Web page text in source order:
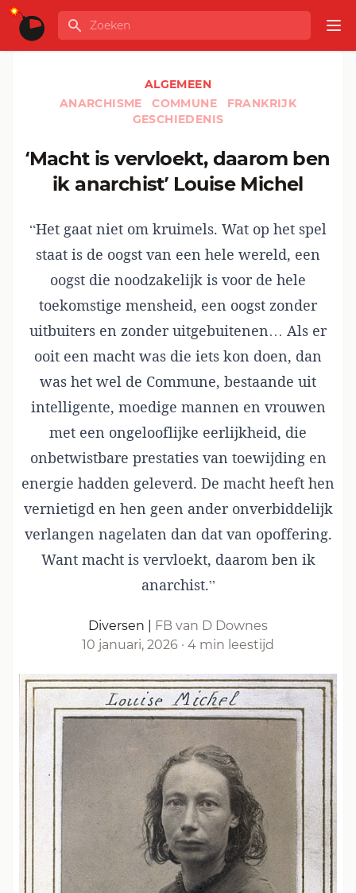
Ga naar de inhoud
GLOBALINFO
Zoeken
ALGEMEEN
ANARCHISME
COMMUNE
FRANKRIJK
GESCHIEDENIS
‘Macht is vervloekt, daarom ben
ik anarchist’ Louise Michel
“Het gaat niet om kruimels. Wat op het spel
staat is de oogst van een hele wereld, een
oogst die noodzakelijk is voor de hele
toekomstige mensheid, een oogst zonder
uitbuiters en zonder uitgebuitenen… Als er
ooit een macht was die iets kon doen, dan
was het wel de Commune, bestaande uit
intelligente, moedige mannen en vrouwen
met een ongelooflijke eerlijkheid, die
onbetwistbare prestaties van toewijding en
energie hadden geleverd. De macht heeft hen
vernietigd en hen geen ander onverbiddelijk
verlangen nagelaten dan dat van opoffering.
Want macht is vervloekt, daarom ben ik
anarchist.”
Diversen
FB van D Downes
10 januari, 2026 · 4 min leestijd